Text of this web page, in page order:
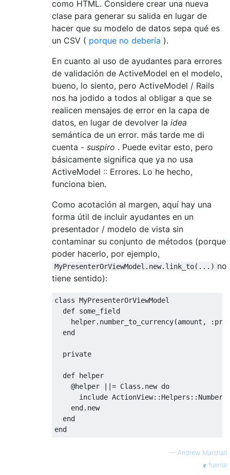
como HTML. Considere crear una nueva
clase para generar su salida en lugar de
hacer que su modelo de datos sepa qué es
un CSV ( porque no debería ).
En cuanto al uso de ayudantes para errores
de validación de ActiveModel en el modelo,
bueno, lo siento, pero ActiveModel / Rails
nos ha jodido a todos al obligar a que se
realicen mensajes de error en la capa de
datos, en lugar de devolver la idea
semántica de un error. más tarde me di
cuenta - suspiro . Puede evitar esto, pero
básicamente significa que ya no usa
ActiveModel :: Errores. Lo he hecho,
funciona bien.
Como acotación al margen, aquí hay una
forma útil de incluir ayudantes en un
presentador / modelo de vista sin
contaminar su conjunto de métodos (porque
poder hacerlo, por ejemplo,
MyPresenterOrViewModel.new.link_to(...) no
tiene sentido):
class MyPresenterOrViewModel
def some_field
    helper
. number_to_currency(amount , :
end
private
def helper
@helper
||= Class . new do
      include
ActionView:: Helpers ::
end. new
end
end
— Andrew Marshall
fuente